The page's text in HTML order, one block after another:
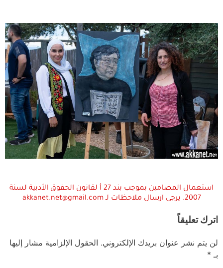
استعمال المضامين بموجب بند 27 أ لقانون الحقوق الأدبية لسنة
2007. يرجى ارسال ملاحظات لـ akkanet.net@gmail.com
اترك تعليقاً
لن يتم نشر عنوان بريدك الإلكتروني. الحقول الإلزامية مشار إليها
بـ *